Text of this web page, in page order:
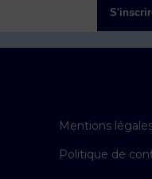
Mentions
Politique de